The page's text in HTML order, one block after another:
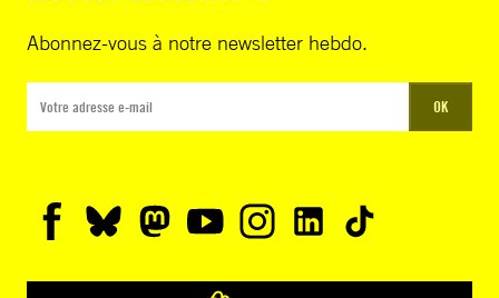
Abonnez-vous à notre newsletter hebdo.
OK